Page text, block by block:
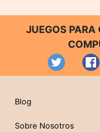
JUEGOS PARA
Blog
Sobre Nosotros